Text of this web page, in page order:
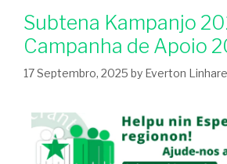
Subtena Kampanjo
Campanha de Apoio
17 Septembro, 2025 by Everton